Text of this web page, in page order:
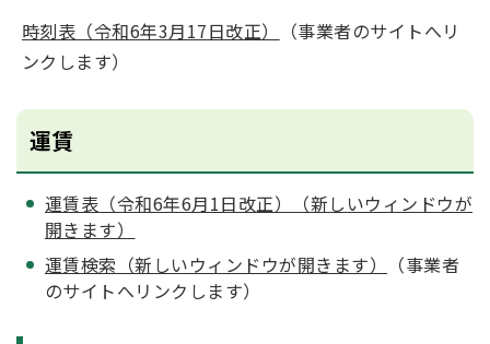
時刻表（令和6年3月17日改正）
（事業者のサイトへリ
ンクします）
運賃
運賃表（令和6年6月1日改正）（新しいウィンドウが
開きます）
運賃検索（新しいウィンドウが開きます）
（事業者
のサイトへリンクします）